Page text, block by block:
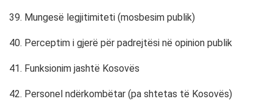
39. Mungesë legjitimiteti (mosbesim publik)
40. Perceptim i gjerë për padrejtësi në opinion publik
41. Funksionim jashtë Kosovës
42. Personel ndërkombëtar (pa shtetas të Kosovës)